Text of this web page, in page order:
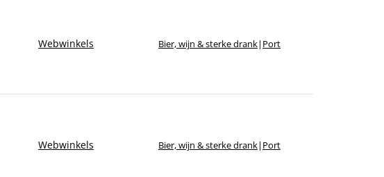
Webwinkels Bier, wijn & sterke drank| Port
Webwinkels Bier, wijn & sterke drank| Port